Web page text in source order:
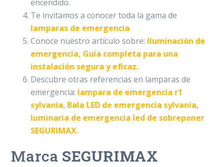
encendido.
Te invitamos a conocer toda la gama de
lamparas de emergencia
Conoce nuestro artículo sobre: Iluminación de
emergencia, Guía completa para una
instalación segura y eficaz.
Descubre otras referencias en lamparas de
emergencia: lampara de emergencia r1
sylvania, Bala LED de emergencia sylvania,
luminaria de emergencia led de sobreponer
SEGURIMAX.
Marca SEGURIMAX